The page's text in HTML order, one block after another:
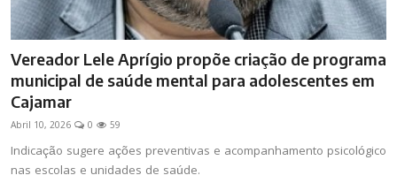
Vereador Lele Aprígio propõe criação de programa
municipal de saúde mental para adolescentes em
Cajamar
Abril 10, 2026 0 59
Indicação sugere ações preventivas e acompanhamento psicológico
nas escolas e unidades de saúde.